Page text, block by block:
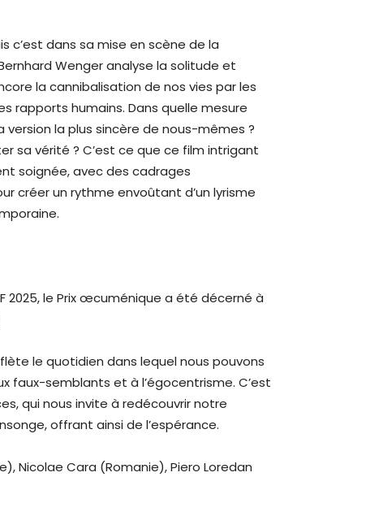
c’est dans sa mise en scène de la
Wenger analyse la solitude et
la cannibalisation de nos vies par les
rapports humains. Dans quelle mesure
la plus sincère de nous-mêmes ?
sa vérité ? C’est ce que ce film intrigant
soignée, avec des cadrages
créer un rythme envoûtant d’un lyrisme
2025, le Prix œcuménique a été décerné à
le quotidien dans lequel nous pouvons
faux-semblants et à l’égocentrisme. C’est
qui nous invite à redécouvrir notre
offrant ainsi de l’espérance.
Nicolae Cara (Romanie), Piero Loredan